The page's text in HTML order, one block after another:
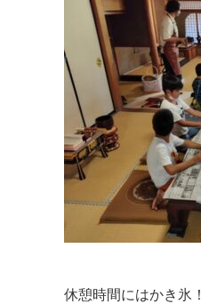
休憩時間にはかき氷！